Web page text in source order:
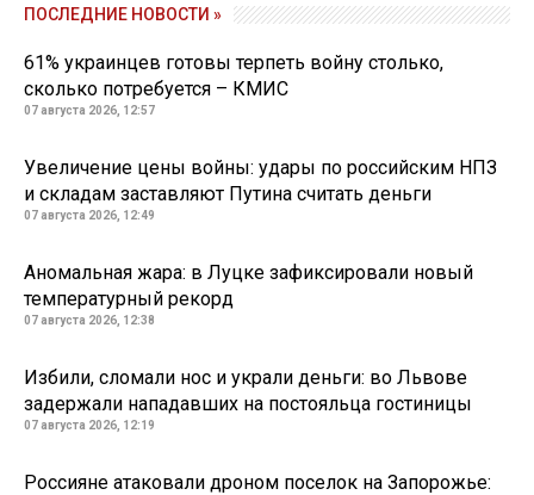
ПОСЛЕДНИЕ НОВОСТИ »
61% украинцев готовы терпеть войну столько,
сколько потребуется – КМИС
07 августа 2026, 12:57
Увеличение цены войны: удары по российским НПЗ
и складам заставляют Путина считать деньги
07 августа 2026, 12:49
Аномальная жара: в Луцке зафиксировали новый
температурный рекорд
07 августа 2026, 12:38
Избили, сломали нос и украли деньги: во Львове
задержали нападавших на постояльца гостиницы
07 августа 2026, 12:19
Россияне атаковали дроном поселок на Запорожье: